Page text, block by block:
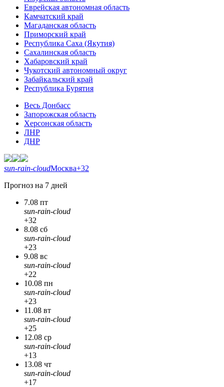
Еврейская автономная область
Камчатский край
Магаданская область
Приморский край
Республика Саха (Якутия)
Сахалинская область
Хабаровский край
Чукотский автономный округ
Забайкальский край
Республика Бурятия
Весь Донбасс
Запорожская область
Херсонская область
ЛНР
ДНР
sun-rain-cloudМосква+32
Прогноз на 7 дней
7.08 пт
sun-rain-cloud
+32
8.08 сб
sun-rain-cloud
+23
9.08 вс
sun-rain-cloud
+22
10.08 пн
sun-rain-cloud
+23
11.08 вт
sun-rain-cloud
+25
12.08 ср
sun-rain-cloud
+13
13.08 чт
sun-rain-cloud
+17